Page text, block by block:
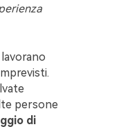
persone
di